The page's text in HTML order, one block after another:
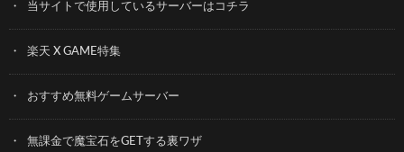
当サイトで使用しているサーバーはコチラ
楽天 X GAME特集
おすすめ無料ゲームサーバー
無課金で魔宝石をGETする裏ワザ